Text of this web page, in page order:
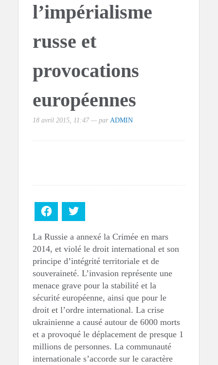
l’impérialisme
russe et
provocations
européennes
18 avril 2015, 11:47 — par ADMIN
Facebook
La Russie a annexé la Crimée en mars
2014, et violé le droit international et son
principe d’intégrité territoriale et de
souveraineté. L’invasion représente une
menace grave pour la stabilité et la
sécurité européenne, ainsi que pour le
droit et l’ordre international. La crise
ukrainienne a causé autour de 6000 morts
et a provoqué le déplacement de presque 1
millions de personnes. La communauté
internationale s’accorde sur le caractère